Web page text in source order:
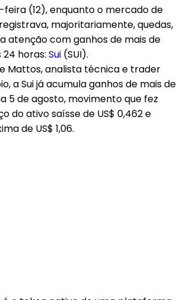
feira (12), enquanto o mercado de
majoritariamente, quedas,
atenção com ganhos de mais de
24 horas: Sui (SUI).
Mattos, analista técnica e trader
a Sui já acumula ganhos de mais de
5 de agosto, movimento que fez
do ativo saísse de US$ 0,462 e
de US$ 1,06.